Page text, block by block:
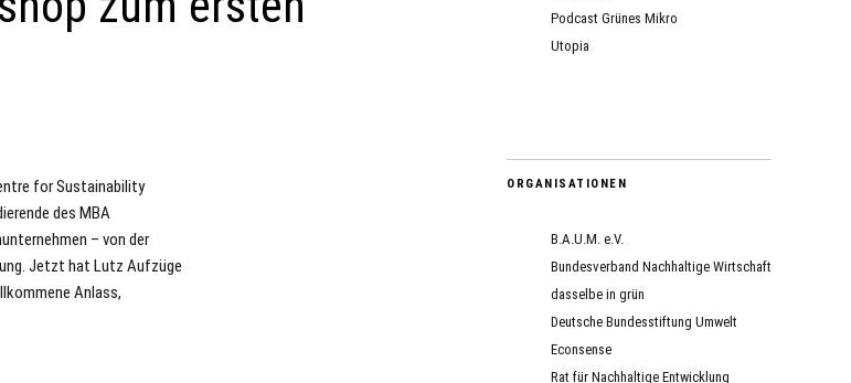
for Sustainability
des MBA
– von der
Jetzt hat Lutz Aufzüge
Anlass,
Podcast Grünes Mikro
Utopia
ORGANISATIONEN
B.A.U.M. e.V.
Bundesverband Nachhaltige Wirtschaft
dasselbe in grün
Deutsche Bundesstiftung Umwelt
Econsense
Rat für Nachhaltige Entwicklung